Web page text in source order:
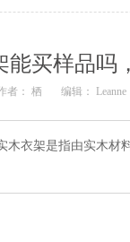
能买样品吗
者： 栖 编辑： Leanne
木衣架是指由实木